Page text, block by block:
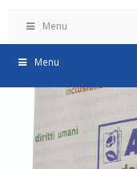
Menu
Menu